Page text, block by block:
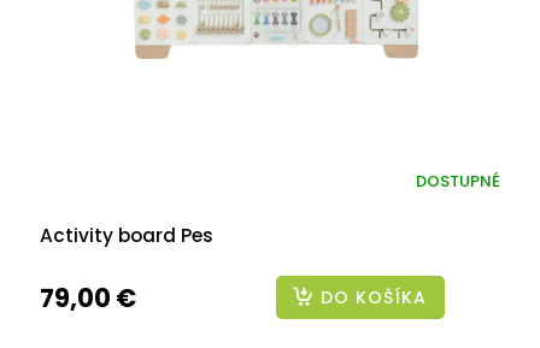
Activity board Pes
DOSTUPNÉ
79,00 € DO KOŠÍKA